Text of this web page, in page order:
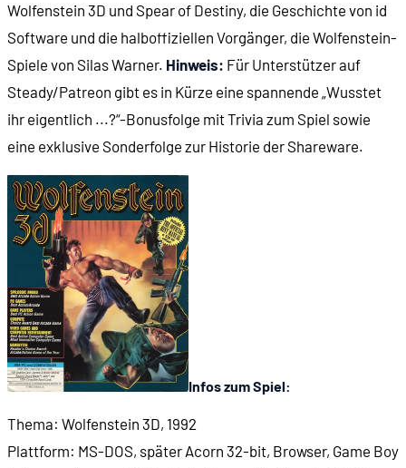
00:15:43 Simple Gestaltungsversuche
00:17:15 Der Spielbildschirm
00:23:17 Mutanten und Offiziere
00:24:43 Bewegung
00:30:40 "Munitionsmanagement"
00:33:20 "Gunplay"
00:35:46 Gegnerverhalten
Wolfenstein 3D und Spear of Destiny, die Geschichte von id
Software und die halboffiziellen Vorgänger, die Wolfenstein-
Spiele von Silas Warner. Hinweis: Für Unterstützer auf
Steady/Patreon gibt es in Kürze eine spannende „Wusstet
ihr eigentlich ...?“-Bonusfolge mit Trivia zum Spiel sowie
eine exklusive Sonderfolge zur Historie der Shareware.
Infos zum Spiel:
Thema: Wolfenstein 3D, 1992
Plattform: MS-DOS, später Acorn 32-bit, Browser, Game Boy